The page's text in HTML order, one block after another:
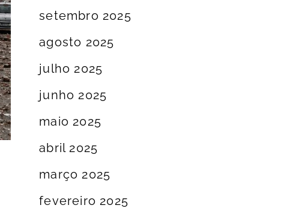
setembro 2025
agosto 2025
julho 2025
junho 2025
maio 2025
abril 2025
março 2025
fevereiro 2025